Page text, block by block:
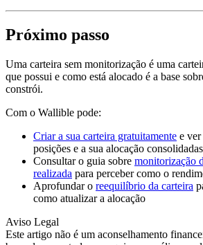
Próximo passo
Uma carteira sem monitorização é uma
que possui e como está alocado é a base
constrói.
Com o Wallible pode:
Criar a sua carteira gratuitamente e ver
posições e a sua alocação
Consultar o guia sobre monitorização
realizada para perceber como o
Aprofundar o reequilíbrio da carteira
como atualizar a alocação
Aviso Legal
Este artigo não é um aconselhamento